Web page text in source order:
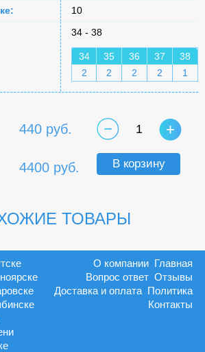
10
34 - 38
34 35 36 37
38
2
2 2 2 1
440 руб.
4400 руб.
1
В корзину
ТОВАРЫ
Главная
О компании
Отзывы
Вопрос ответ
Политика
Доставка и оплата
Контакты